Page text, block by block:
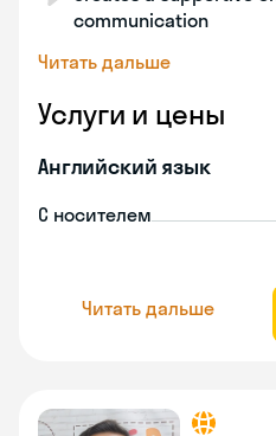
communication
Читать дальше
Услуги и цены
Английский язык
С носителем
Читать дальше